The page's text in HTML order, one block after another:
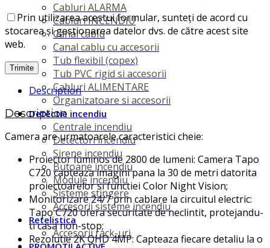
Cabluri ALARMA
Cabluri INCENDIU
Canal cablu
Canal cablu cu accesorii
Tub flexibil (copex)
Tub PVC rigid si accesorii
Cabluri ALIMENTARE
Organizatoare si accesorii
Detectie incendiu
Centrale incendiu
Detectori incendiu
Sirene incendiu
Butoane incendiu
Module incendiu
Sisteme stingere
Accesorii sisteme incendiu
Retelistica
Accesorii rack-uri
Prin utilizarea acestui formular, sunteți de acord cu
stocarea și gestionarea datelor dvs. de către acest site
web.
Description
Description
Camera are urmatoarele caracteristici cheie:
Proiector luminos de 2800 de lumeni: Camera Tapo
C720 capteaza imagini pana la 30 de metri datorita
proiectoarelor si functiei Color Night Vision;
Monitorizare 24/7 prin cablare la circuitul electric:
Tapo C720 ofera securitate de neclintit, protejandu-
ti casa non-stop;
Rezolutie 2K QHD 4MP: Capteaza fiecare detaliu la o